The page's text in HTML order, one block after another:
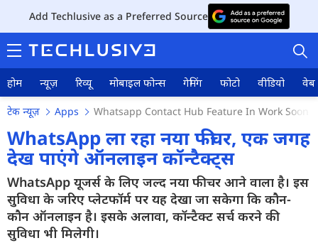
Add Techlusive as a Preferred Source
होम न्यूज़ रिव्यू मोबाइल फोन्स गेमिंग फोटो वीडियो वेब
होम
न्यूज़
रिव्यू
टेक न्यूज़ Apps Whatsapp Contact Hub Feature In Work Soon
WhatsApp ला रहा नया फीचर, एक जगह
देख पाएंगे ऑनलाइन कॉन्टैक्ट्स
WhatsApp यूजर्स के लिए जल्द नया फीचर आने वाला है। इस
सुविधा के जरिए प्लेटफॉर्म पर यह देखा जा सकेगा कि कौन-
कौन ऑनलाइन है। इसके अलावा, कॉन्टैक्ट सर्च करने की
सुविधा भी मिलेगी।